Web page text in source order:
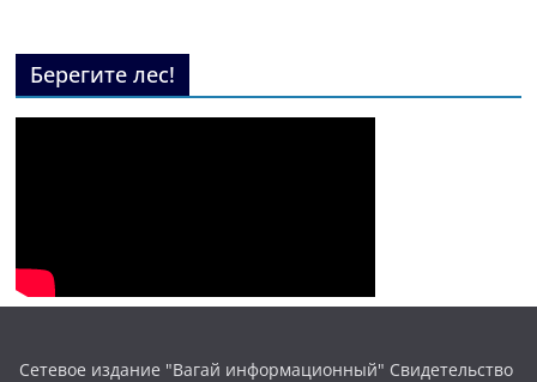
Берегите лес!
Сетевое издание "Вагай информационный" Свидетельство